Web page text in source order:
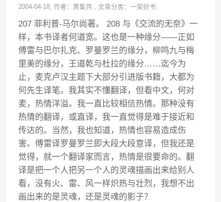
2004-04-18, 作者：黄集伟 ,文章分类：一架好书
207 菲利普-马尔尚著。 208 与《交流的无奈》一
样，本书译者何道宽。这也是一种缘分——正如
傅雷与巴尔扎克、罗曼罗兰的缘分，柳鸣九与梅
里美的缘分，王道乾与杜拉的缘分……迄今为
止，麦克卢汉主题下大部分引进版书籍，大都为
何先生译笔。我其实不懂翻译，但看中文，何对
麦，热情洋溢。我一直比较相信热情。那种没有
热情的翻译，或直译，我一直觉得是难于接近和
传达的。当然，我也知道，热情也容易造成伤
害。傅雷译罗曼罗兰即大段大段意译，但我还是
觉得，就一个翻译家而言，热情是很要命的。翻
译是把一个人把另一个人的灵魂描画出来给别人
看，没有火、雷、风一样炽热与壮烈，我想不出
画出来的是灵魂，还是灵魂的影子？